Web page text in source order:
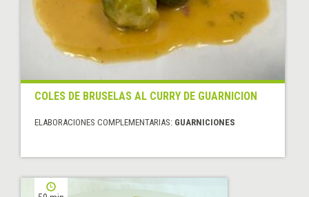
COLES DE BRUSELAS AL CURRY DE GUARNICION
ELABORACIONES COMPLEMENTARIAS: GUARNICIONES